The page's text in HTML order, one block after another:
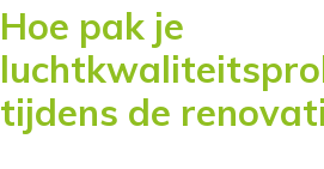
Hoe pak je
tijdens de